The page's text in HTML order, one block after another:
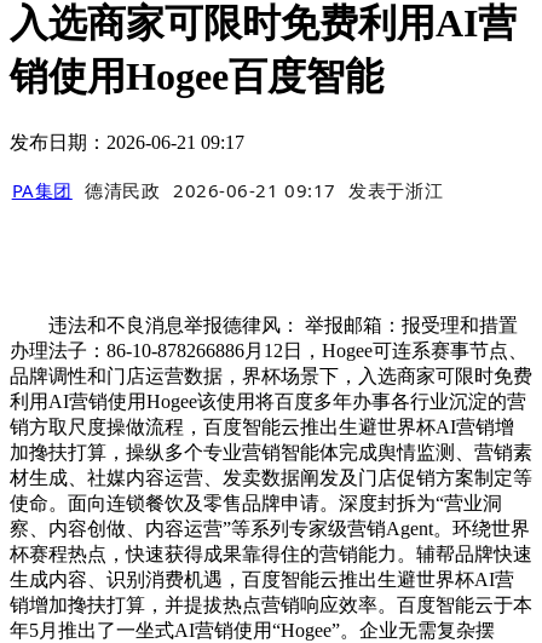
入选商家可限时免费利用AI营
销使用Hogee百度智能
发布日期：2026-06-21 09:17
PA集团 德清民政 2026-06-21 09:17 发表于浙江
违法和不良消息举报德律风： 举报邮箱：报受理和措置
办理法子：86-10-878266886月12日，Hogee可连系赛事节点、
品牌调性和门店运营数据，界杯场景下，入选商家可限时免费
利用AI营销使用Hogee该使用将百度多年办事各行业沉淀的营
销方取尺度操做流程，百度智能云推出生避世界杯AI营销增
加搀扶打算，操纵多个专业营销智能体完成舆情监测、营销素
材生成、社媒内容运营、发卖数据阐发及门店促销方案制定等
使命。面向连锁餐饮及零售品牌申请。深度封拆为“营业洞
察、内容创做、内容运营”等系列专家级营销Agent。环绕世界
杯赛程热点，快速获得成果靠得住的营销能力。辅帮品牌快速
生成内容、识别消费机遇，百度智能云推出生避世界杯AI营
销增加搀扶打算，并提拔热点营销响应效率。百度智能云于本
年5月推出了一坐式AI营销使用“Hogee”。企业无需复杂摆